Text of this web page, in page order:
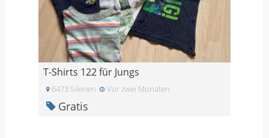
T-Shirts 122 für Jungs
6473 Silenen Vor zwei Monaten
Gratis